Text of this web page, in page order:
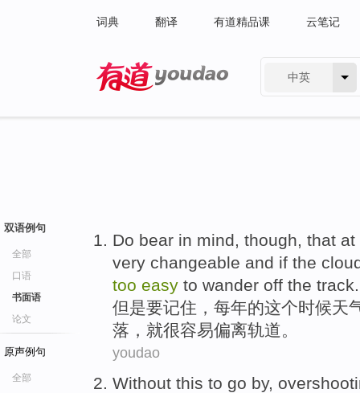
词典 翻译 有道精品课 云笔记
中英
双语例句
全部
口语
书面语
论文
原声例句
全部
Do bear in mind, though, that at
very changeable and if the
too easy to wander off the track.
但是要记住 ， 每年的这个时候天
落 ， 就很容易偏离轨道。
youdao
Without this to go by,